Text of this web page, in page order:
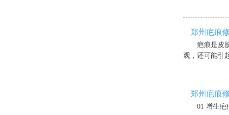
郑州疤痕
疤痕是皮
观，还可能引
郑州疤痕
01 增生疤